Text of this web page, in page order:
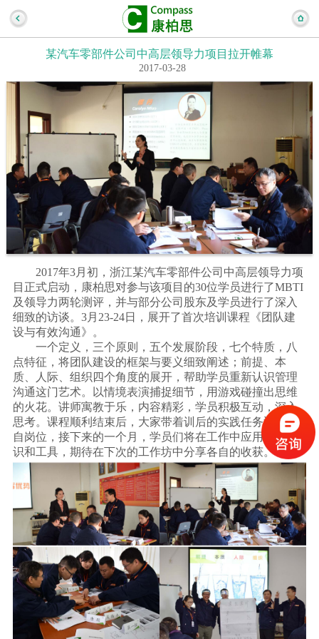
某汽车零部件公司中高层领导力项目拉开帷幕
2017-03-28
2017年3月初，浙江某汽车零部件公司中高层领导力项
目正式启动，康柏思对参与该项目的30位学员进行了MBTI
及领导力两轮测评，并与部分公司股东及学员进行了深入
细致的访谈。3月23-24日，展开了首次培训课程《团队建
设与有效沟通》。
一个定义，三个原则，五个发展阶段，七个特质，八
点特征，将团队建设的框架与要义细致阐述；前提、本
质、人际、组织四个角度的展开，帮助学员重新认识管理
沟通这门艺术。以情境表演捕捉细节，用游戏碰撞出思维
的火花。讲师寓教于乐，内容精彩，学员积极互动，深入
思考。课程顺利结束后，大家带着训后的实践任务返回各
自岗位，接下来的一个月，学员们将在工作中应用所学知
识和工具，期待在下次的工作坊中分享各自的收获。